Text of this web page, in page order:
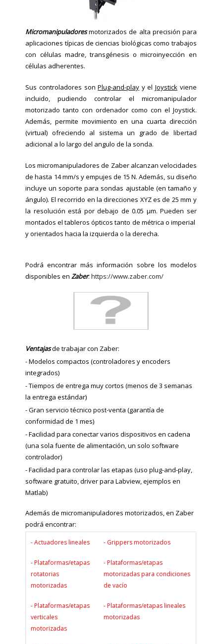
Micromanipuladoresmotorizados de alta precisión para
aplicaciones típicas de ciencias biológicas como trabajos
con células madre, transgénesis o microinyección en
células adherentes.
Sus controladores sonPlug-and-play y elJoystick viene
incluido, pudiendo controlar el micromanipulador
motorizado tanto con ordenador como con el Joystick.
Además, permite movimiento en una cuarta dirección
(virtual) ofreciendo al sistema un grado de libertad
adicional a lo largo del angulo de la sonda.
Los micromanipuladores de Zaber alcanzan velocidades
de hasta 14 mm/s y empujes de 15 N. Además, su diseño
incluye un soporte para sondas ajustable (en tamaño y
ángulo). El recorrido en la direcciones XYZ es de 25 mm y
la resolución está por debajo de 0.05 µm. Pueden ser
montados el tableros ópticos tanto de métrica o imperial
y orientados hacia la izquierda o la derecha.
Podrá encontrar más información sobre los modelos
disponibles en Zaber:https://www.zaber.com/
Ventajasde trabajar con Zaber:
- Modelos compactos (controladores y encoders
integrados)
- Tiempos de entrega muy cortos (menos de 3 semanas
la entrega estándar)
- Gran servicio técnico post-venta (garantía de
conformidad de 1 mes)
- Facilidad para conectar varios dispositivos en cadena
(una sola fuente de alimentación, un solo software
controlador)
- Facilidad para controlar las etapas (uso plug-and-play,
software gratuito, driver para Labview, ejemplos en
Matlab)
Además de micromanipuladores motorizados, en Zaber
podrá encontrar:
- Actuadores lineales - Grippers motorizados
- Plataformas/etapas
rotatorias
motorizadas
- Plataformas/etapas
motorizadas para condiciones
de vacío
- Plataformas/etapas
verticales
motorizadas
- Plataformas/etapas lineales
motorizadas